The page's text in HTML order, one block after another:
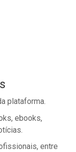
plataforma.
ebooks,
entre